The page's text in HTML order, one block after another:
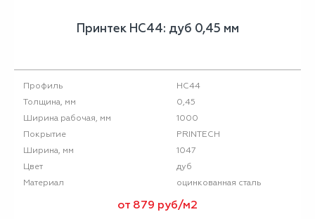
Принтек НС44: дуб 0,45 мм
Профиль
НС44
Толщина, мм
0,45
Ширина рабочая, мм
1000
Покрытие
PRINTECH
Ширина, мм
1047
Цвет
дуб
Материал
оцинкованная сталь
от 879 руб/м2